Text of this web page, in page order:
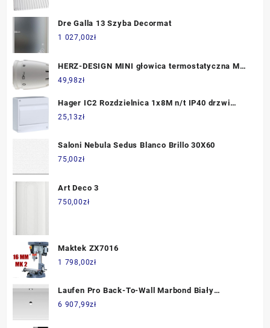
Dre Galla 13 Szyba Decormat
1 027,00zł
HERZ-DESIGN MINI głowica termostatyczna M
28x1,5 (1920006)
49,98zł
Hager IC2 Rozdzielnica 1x8M n/t IP40 drzwi
pełne VD108PP
25,13zł
Saloni Nebula Sedus Blanco Brillo 30X60
75,00zł
Art Deco 3
750,00zł
Maktek ZX7016
1 798,00zł
Laufen Pro Back-To-Wall Marbond Biały
1800x800 H2459570000001
6 907,99zł